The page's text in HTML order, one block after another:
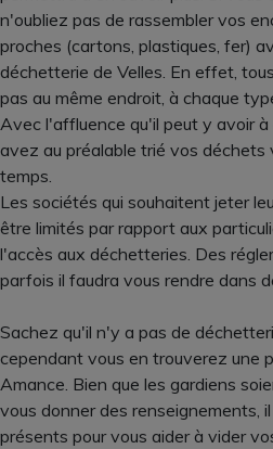
n'oubliez pas de rassembler vos
proches (cartons, plastiques, fer)
déchetterie de Velles. En effet,
pas au même endroit, à chaque
Avec l'affluence qu'il peut y avoir
avez au préalable trié vos déchets
temps.
Les sociétés qui souhaitent jeter
être limités par rapport aux
l'accès aux déchetteries. Des
parfois il faudra vous rendre dans
Sachez qu'il n'y a pas de
cependant vous en trouverez une
Amance. Bien que les gardiens
vous donner des renseignements,
présents pour vous aider à vider